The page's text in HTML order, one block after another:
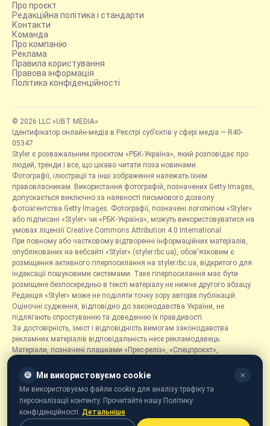
Про проєкт
Редакційна політика і стандарти
Контакти
Команда
Про компанію
Реклама
Правила користування
Правова інформація
Політика конфіденційності
© 2026 LLC «UBT MEDIA»
Ідентифікатор онлайн-медіа в Реєстрі суб’єктів у сфері медіа — R40-
05347
Styler є розважальним проєктом «РБК-Україна», який розповідає про
людей, тренди і все, що цікаво читати поза новинами.
Фотографії, ілюстрації та інші зображення належать їхнім
правовласникам. Використання фотографій, позначених Getty Images,
допускається виключно за наявності письмового дозволу
фотоагентства Getty Images. Фотографії, позначені логотипом «Styler»
або підписані «Styler» чи «РБК-Україна», можуть використовуватися на
умовах ліцензії Creative Commons Attribution 4.0 International.
При повному або частковому відтворенні інформаційних матеріалів,
опублікованих на вебсайті «Styler» (styler.rbc.ua), обов'язковим є
розміщення активного гіперпосилання на styler.rbc.ua, відкритого для
індексації пошуковими системами. Таке гіперпосилання має бути
розміщене безпосередньо в тексті матеріалу не нижче другого абзацу.
Редакція «Styler» може не поділяти точку зору авторів публікацій.
Оціночні судження, відповідно до законодавства України, не
підлягають спростуванню та доведенню їх правдивості.
За достовірність, зміст і відповідність вимогам законодавства
рекламних матеріалів відповідальність несе рекламодавець.
Матеріали, позначені плашками «Прес-реліз», «Спецпроєкт»,
розміщуються на правах реклами.
Рубрика «Новини компаній» є інформаційним форматом, що містить
новини, повідомлення та оголошення, пов'язані з діяльністю
компаній, і ґрунтується на інформації, наданій відповідними
компаніями. Редакція не несе відповідальності за достовірність такої
🍪 Ми використовуємо cookie ✕
Ми використовуємо файли cookie для аналізу трафіку та
персоналізації контенту. Прочитайте нашу Політику
конфіденційності. Детальніше